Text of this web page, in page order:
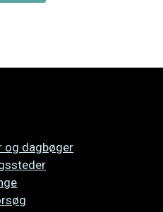
og dagbøger